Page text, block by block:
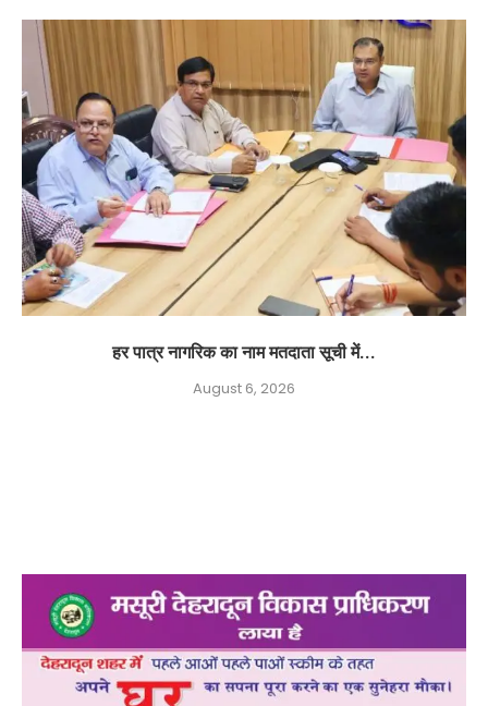
हर पात्र नागरिक का नाम मतदाता सूची में...
August 6, 2026